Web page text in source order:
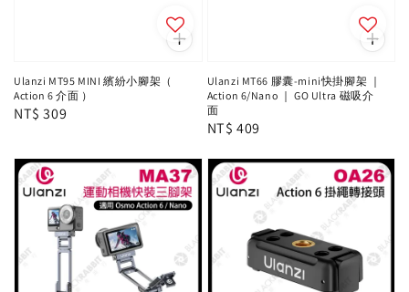
Ulanzi MT95 MINI 繽紛小腳架（
Action 6 介面 ）
Regular
NT$ 309
Ulanzi MT66 膠囊-mini快掛腳架 ｜
Action 6/Nano ｜ GO Ultra 磁吸介
面
Regular
NT$ 409